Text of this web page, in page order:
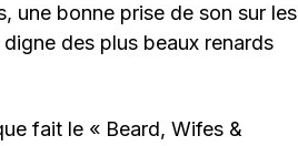
une bonne prise de son sur les
des plus beaux renards
fait le « Beard, Wifes &